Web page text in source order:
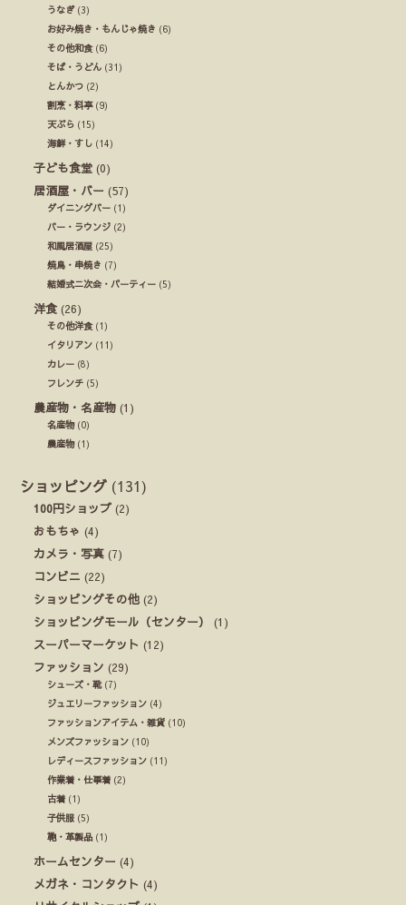
うなぎ(3)
お好み焼き・もんじゃ焼き (6)
その他和食(6)
そば・うどん (31)
とんかつ (2)
割烹・料亭(9)
天ぷら (15)
海鮮・すし (14)
子ども食堂 (0)
居酒屋・バー (57)
ダイニングバー (1)
バー・ラウンジ (2)
和風居酒屋 (25)
焼鳥・串焼き (7)
結婚式ニ次会・パーティー (5)
洋食 (26)
その他洋食(1)
イタリアン (11)
カレー (8)
フレンチ (5)
農産物・名産物 (1)
名産物(0)
農産物(1)
ショッピング (131)
100円ショップ (2)
おもちゃ (4)
カメラ・写真 (7)
コンビニ (22)
ショッピングその他 (2)
ショッピングモール（センター）
(1)
スーパーマーケット (12)
ファッション (29)
シューズ・靴(7)
ジュエリーファッション (4)
ファッションアイテム・雑貨 (10)
メンズファッション (10)
レディースファッション (11)
作業着・仕事着 (2)
古着 (1)
子供服 (5)
鞄・革製品 (1)
ホームセンター (4)
メガネ・コンタクト (4)